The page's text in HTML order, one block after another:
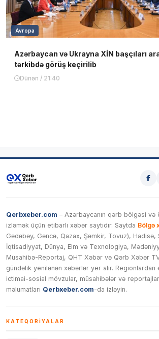
Avropa
Azərbaycan və Ukrayna XİN başçıları
tərkibdə görüş keçirilib
Dünən / 21:40
Qerbxeber.com – Azərbaycanın qərb bölgəsi və
izləmək üçün etibarlı xəbər saytıdır. Saytda Bölgə
Gədəbəy, Gəncə, Qazax, Şəmkir, Tovuz), Hadisə,
İqtisadiyyat, Dünya, Elm və Texnologiya,
Müsahibə-Reportaj, QHT Xəbər və Qərb Xəbər
gündəlik yenilənən xəbərlər yer alır. Regionlardan
ictimai-sosial mövzular, müsahibələr və
məlumatları Qerbxeber.com-da izləyin.
KATEQORIYALAR